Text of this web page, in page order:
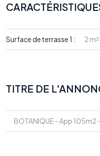
Surface de terrasse 1 : 2 m²
TITRE DE
BOTANIQUE - App 105m2